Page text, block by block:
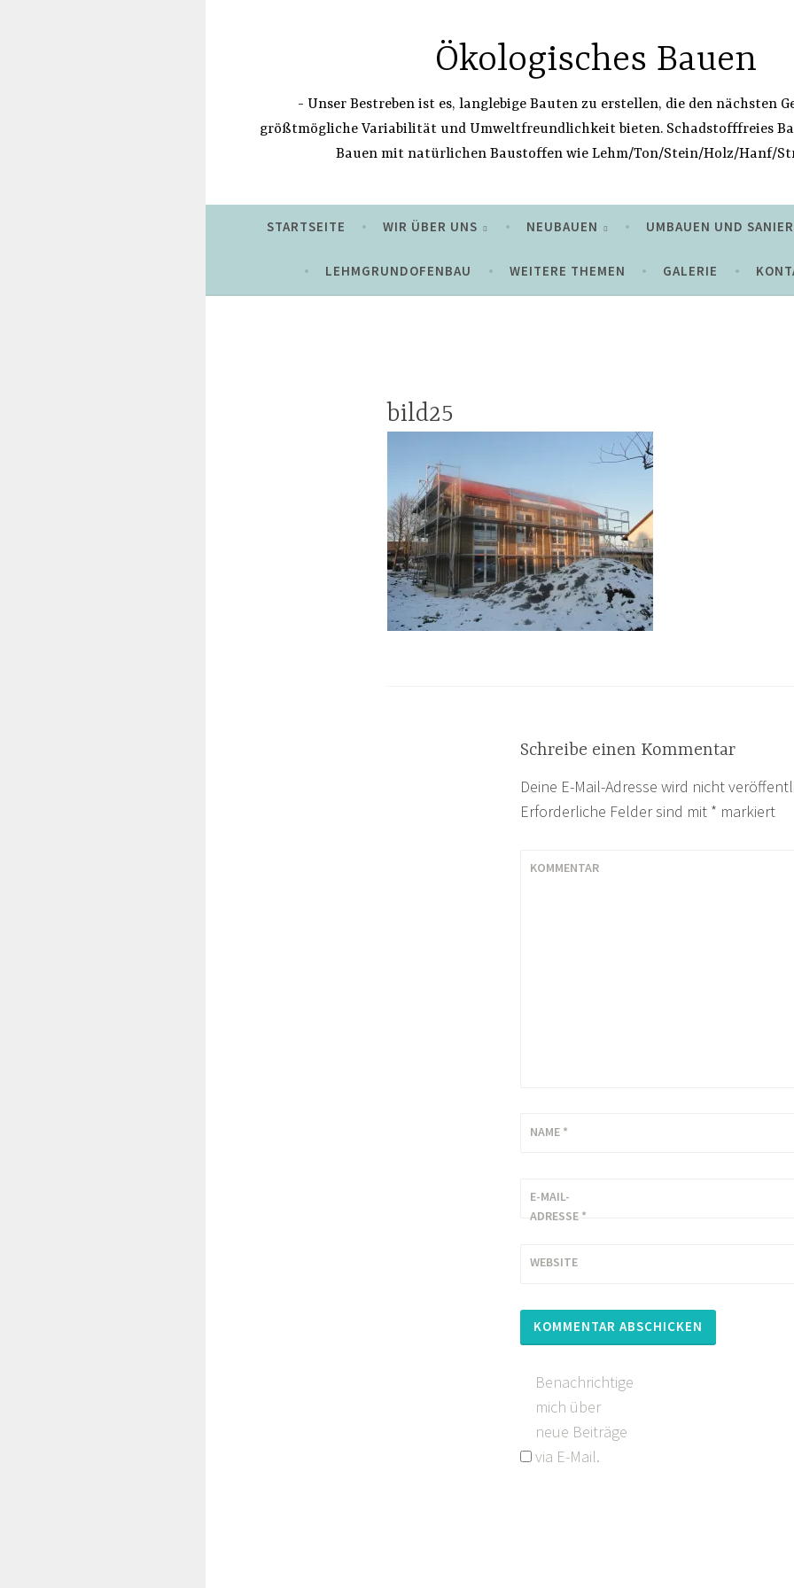
Ökologisches Bauen
Unser Bestreben ist es, langlebige Bauten zu erstellen, die den nächsten
größtmögliche Variabilität und Umweltfreundlichkeit bieten. Schadstofffreies
Bauen mit natürlichen Baustoffen wie Lehm/Ton/Stein/Holz/Hanf/
STARTSEITE WIR ÜBER UNS NEUBAUEN UMBAUEN UND
LEHMGRUNDOFENBAU WEITERE THEMEN GALERIE
bild25
Schreibe einen Kommentar
Deine E-Mail-Adresse wird nicht
Erforderliche Felder sind mit * markiert
KOMMENTAR
NAME *
E-MAIL-
ADRESSE *
WEBSITE
Benachrichtige
mich über
neue Beiträge
via E-Mail.